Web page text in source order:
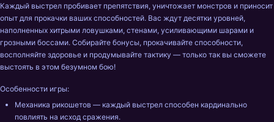
Каждый выстрел пробивает препятствия, уничтожает монстров и приносит
опыт для прокачки ваших способностей. Вас ждут десятки уровней,
наполненных хитрыми ловушками, стенами, усиливающими шарами и
грозными боссами. Собирайте бонусы, прокачивайте способности,
восполняйте здоровье и продумывайте тактику — только так вы сможете
выстоять в этом безумном бою!
Особенности игры:
Механика рикошетов — каждый выстрел способен кардинально
повлиять на исход сражения.